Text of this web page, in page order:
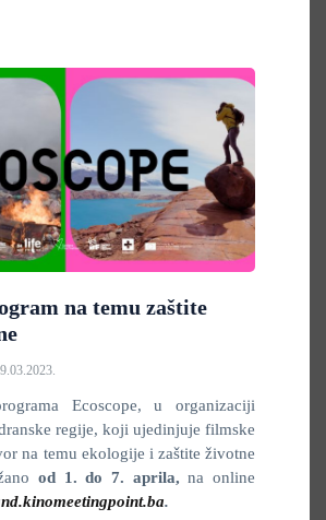
na temu zaštite
Ecoscope, u organizaciji
regije, koji ujedinjuje filmske
na temu ekologije i zaštite životne
od 1. do 7. aprila, na online
.